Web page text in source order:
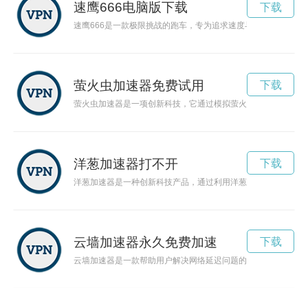
速鹰666电脑版下载
速鹰666是一款极限挑战的跑车，专为追求速度与刺激的驾驶
下载
萤火虫加速器免费试用
萤火虫加速器是一项创新科技，它通过模拟萤火虫闪耀的原理
下载
洋葱加速器打不开
洋葱加速器是一种创新科技产品，通过利用洋葱中特殊的成分
下载
云墙加速器永久免费加速
云墙加速器是一款帮助用户解决网络延迟问题的工具，通过加
下载